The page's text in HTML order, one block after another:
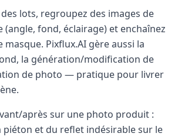
lots, regroupez des images de
(angle, fond, éclairage) et enchaînez
masque. Pixflux.AI gère aussi la
la génération/modification de
de photo — pratique pour livrer
après sur une photo produit :
piéton et du reflet indésirable sur le